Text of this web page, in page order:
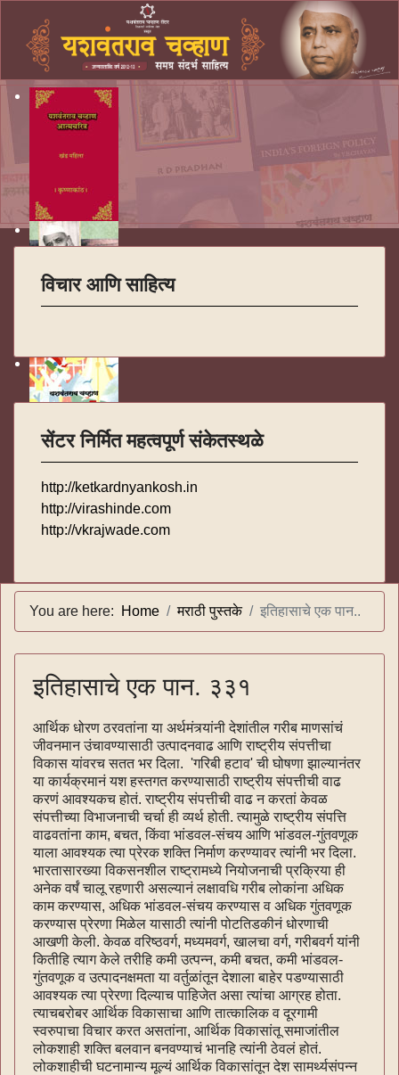
विचार आणि साहित्य
सेंटर निर्मित महत्वपूर्ण संकेतस्थळे
http://ketkardnyankosh.in
http://virashinde.com
http://vkrajwade.com
You are here: Home मराठी पुस्तके इतिहासाचे एक पान..
इतिहासाचे एक पान. ३३१
आर्थिक धोरण ठरवतांना या अर्थमंत्र्यांनी देशांतील गरीब माणसांचं
जीवनमान उंचावण्यासाठी उत्पादनवाढ आणि राष्ट्रीय संपत्तीचा
विकास यांवरच सतत भर दिला. 'गरिबी हटाव' ची घोषणा झाल्यानंतर
या कार्यक्रमानं यश हस्तगत करण्यासाठी राष्ट्रीय संपत्तीची वाढ
करणं आवश्यकच होतं. राष्ट्रीय संपत्तीची वाढ न करतां केवळ
संपत्तीच्या विभाजनाची चर्चा ही व्यर्थ होती. त्यामुळे राष्ट्रीय संपत्ति
वाढवतांना काम, बचत, किंवा भांडवल-संचय आणि भांडवल-गुंतवणूक
याला आवश्यक त्या प्रेरक शक्ति निर्माण करण्यावर त्यांनी भर दिला.
भारतासारख्या विकसनशील राष्ट्रामध्ये नियोजनाची प्रक्रिया ही
अनेक वर्षं चालू रहणारी असल्यानं लक्षावधि गरीब लोकांना अधिक
काम करण्यास, अधिक भांडवल-संचय करण्यास व अधिक गुंतवणूक
करण्यास प्रेरणा मिळेल यासाठी त्यांनी पोटतिडकीनं धोरणाची
आखणी केली. केवळ वरिष्ठवर्ग, मध्यमवर्ग, खालचा वर्ग, गरीबवर्ग यांनी
कितीहि त्याग केले तरीहि कमी उत्पन्न, कमी बचत, कमी भांडवल-
गुंतवणूक व उत्पादनक्षमता या वर्तुळांतून देशाला बाहेर पडण्यासाठी
आवश्यक त्या प्रेरणा दिल्याच पाहिजेत असा त्यांचा आग्रह होता.
त्याचबरोबर आर्थिक विकासाचा आणि तात्कालिक व दूरगामी
स्वरुपाचा विचार करत असतांना, आर्थिक विकासांतू समाजांतील
लोकशाही शक्ति बलवान बनवण्याचं भानहि त्यांनी ठेवलं होतं.
लोकशाहीची घटनामान्य मूल्यं आर्थिक विकासांतून देश सामर्थ्यसंपन्न